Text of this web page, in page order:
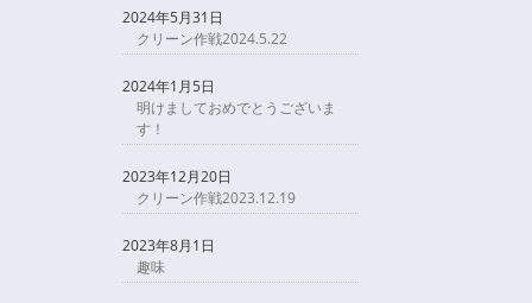
2024年5月31日
クリーン作戦2024.5.22
2024年1月5日
明けましておめでとうございま
す！
2023年12月20日
クリーン作戦2023.12.19
2023年8月1日
趣味